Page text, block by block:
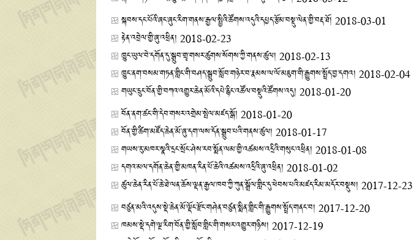
སྐབས་དང་པོའི་ཞང་ཞུང་རིག་གནས་རྒྱལ་སྤྱིའི་ཚོགས་འདུའི་དཔྱད་རྩོམ་བསྡུ་ལེན་གྱི་བརྡ་ཐོ། 2018-03-01
རྟེན་འབྲེལ་གྱི་ཞུ་འཕྲིན། 2018-02-23
ཁྱུང་ཡུལ་བེ་དགོན་དུ་སྒྲུབ་གྲྭ་གསར་ཚུགས་སོགས་ཀྱི་གནས་ཚུལ། 2018-02-13
ཁྱུང་ནག་བསམ་གཏན་གླིང་གི་བཤད་སྒྲུབ་སློབ་གཉེར་བ་རྣམས་ལ་ལོ་མཇུག་གི་རྒྱུགས་སྤྲོད་བྱ་དགའ། 2018-02-04
གཡུང་དྲུང་བོན་གྱི་བཀའ་འགྱུར་ཆེན་མོའི་དཔེ་རྙིང་འཚོལ་བསྡུའི་ཚོགས་འདུ། 2018-01-20
བོན་ནག་ཚང་གི་དེབ་གསར་འགྲེམ་སྤེལ་མཛད་སྒོ། 2018-01-20
བོན་གྱི་ཚིག་མཛོད་ཆེན་མོ་ཞུ་དག་ལས་དོན་སྒྲུབ་པའི་གནས་ཚུལ། 2018-01-17
གཡས་རུ་མཁར་སྣའི་དྲང་སྲོང་ཤེས་རབ་སྨོན་ལམ་གྱི་འཚམས་འདྲིའི་གསུང་འཕྲིན། 2018-01-08
དགའ་མལ་དགོན་ཆེན་གྱི་མཁན་རིན་པོ་ཆེའི་འཚམས་འདྲིའི་ཞུ་འཕྲིན། 2018-01-02
ཚུལ་ཆེན་རིན་པོ་ཆེ་ཐེ་ལན་ཆོས་ལྡན་རྒྱལ་ཁབ་ཀྱི་ཀུན་སྒྲོལ་གླིང་དུ་ཕེབས་པའི་མཛད་རིམ་མདོར་བསྡུས། 2017-12-23
བཙུན་མའི་འདུས་སྡེ་ཆེན་མོ་ལྡོང་རྫོང་གཤེན་བཙུན་སྨིན་གླིང་གི་རྒྱུགས་སྤྲོད་གནང་བ། 2017-12-20
ཁམས་སྡེ་དགེ་ལྔ་རིག་བོན་གྱི་སློབ་གླིང་གི་གསར་འགྱུར་གཉིས། 2017-12-19